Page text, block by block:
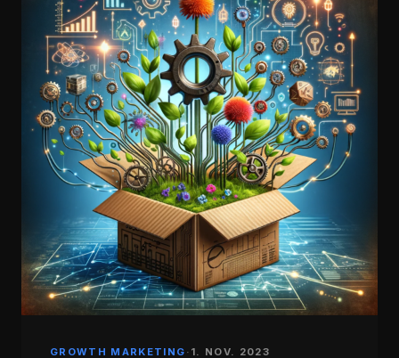
GROWTH MARKETING · 1. NOV. 2023